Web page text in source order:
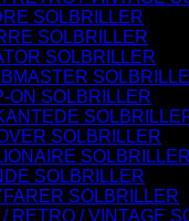
SOLBRILLER
SOLBRILLER
SOLBRILLER
ON SOLBRILLER
SOLBRILLER
SOLBRILLER
SOLBRILLER
SOLBRILLER
RETRO / VINTAGE